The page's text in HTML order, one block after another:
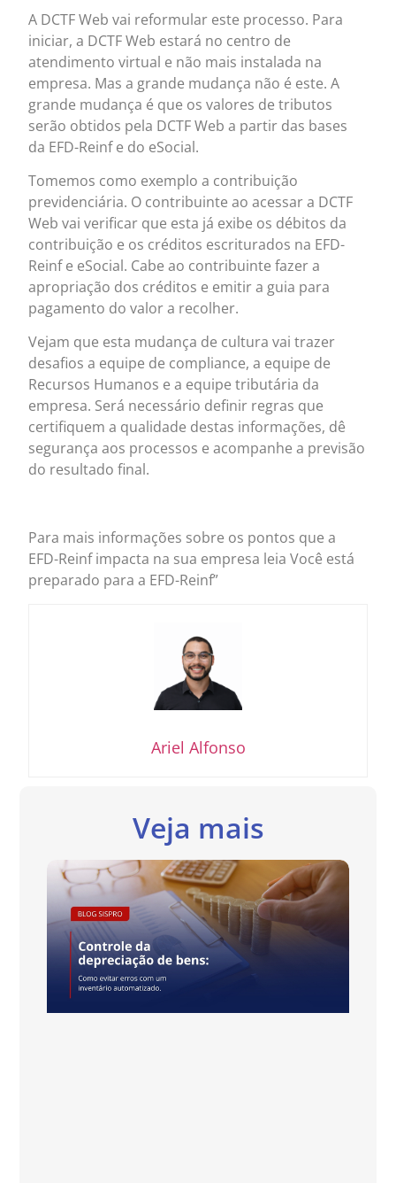
A DCTF Web vai reformular este processo. Para
iniciar, a DCTF Web estará no centro de
atendimento virtual e não mais instalada na
empresa. Mas a grande mudança não é este. A
grande mudança é que os valores de tributos
serão obtidos pela DCTF Web a partir das bases
da EFD-Reinf e do eSocial.
Tomemos como exemplo a contribuição
previdenciária. O contribuinte ao acessar a DCTF
Web vai verificar que esta já exibe os débitos da
contribuição e os créditos escriturados na EFD-
Reinf e eSocial. Cabe ao contribuinte fazer a
apropriação dos créditos e emitir a guia para
pagamento do valor a recolher.
Vejam que esta mudança de cultura vai trazer
desafios a equipe de compliance, a equipe de
Recursos Humanos e a equipe tributária da
empresa. Será necessário definir regras que
certifiquem a qualidade destas informações, dê
segurança aos processos e acompanhe a previsão
do resultado final.
Para mais informações sobre os pontos que a
EFD-Reinf impacta na sua empresa leiaVocê está
preparado para a EFD-Reinf”
Ariel Alfonso
Veja mais